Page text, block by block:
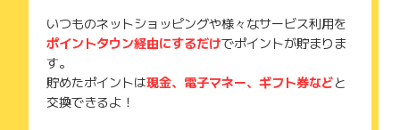
いつものネットショッピングや様々なサービス利用を
ポイントタウン経由にするだけでポイントが貯まりま
す。
貯めたポイントは現金、電子マネー、ギフト券などと
交換できるよ！